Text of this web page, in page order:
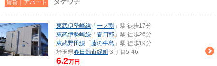
賃貸｜アパート
東武伊勢崎線 「 一ノ割 」駅 徒歩17分
東武伊勢崎線 「 春日部 」駅 徒歩26分
東武野田線 「 藤の牛島 」駅 徒歩19分
埼玉県春日部市緑町 ３丁目5-46
6.2万円